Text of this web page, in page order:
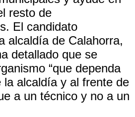
resto de
El candidato
alcaldía de Calahorra,
detallado que se
“que dependa
la alcaldía y al frente de
a un técnico y no a un